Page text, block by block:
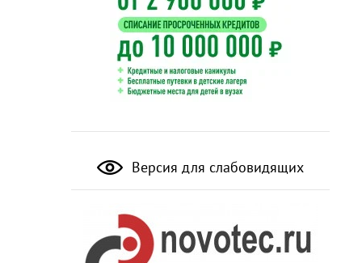
Версия для слабовидящих